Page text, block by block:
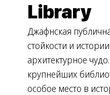
Library
Джафнская
стойкости и
архитектурное
крупнейших
особое место в